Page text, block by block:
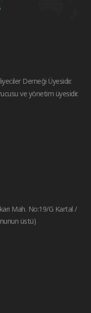
Derneği Üyesidir.
ve yönetim üyesidir.
Mah. No:19/G Kartal /
üstü)